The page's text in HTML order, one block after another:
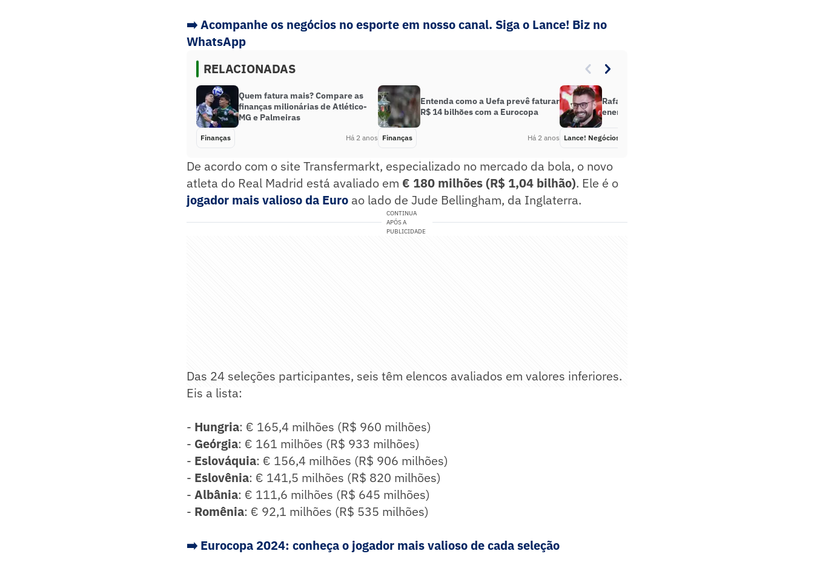
➡️Acompanhe os negócios no esporte em nosso canal. Siga o Lance! Biz no
WhatsApp
RELACIONADAS
Quem fatura mais? Compare as
finanças milionárias de Atlético-
MG e Palmeiras
Finanças Há 2 anos
Entenda como a Uefa prevê faturar
R$ 14 bilhões com a Eurocopa
Finanças Há 2 anos
Rafael Sobis decidiu investir em
energia solar
Lance! Negócios
De acordo com o site Transfermarkt, especializado no mercado da bola, o novo
atleta do Real Madrid está avaliado em € 180 milhões (R$ 1,04 bilhão). Ele é o
jogador mais valioso da Euro ao lado de Jude Bellingham, da Inglaterra.
CONTINUA
APÓS A
PUBLICIDADE
Das 24 seleções participantes, seis têm elencos avaliados em valores inferiores.
Eis a lista:
- Hungria: € 165,4 milhões (R$ 960 milhões)
- Geórgia: € 161 milhões (R$ 933 milhões)
- Eslováquia: € 156,4 milhões (R$ 906 milhões)
- Eslovênia: € 141,5 milhões (R$ 820 milhões)
- Albânia: € 111,6 milhões (R$ 645 milhões)
- Romênia: € 92,1 milhões (R$ 535 milhões)
➡️ Eurocopa 2024: conheça o jogador mais valioso de cada seleção